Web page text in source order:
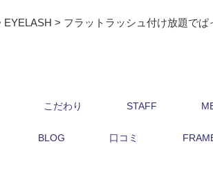
EYELASH > フラットラッシュ付け放題でぱ
こだわり STAFF
BLOG 口コミ